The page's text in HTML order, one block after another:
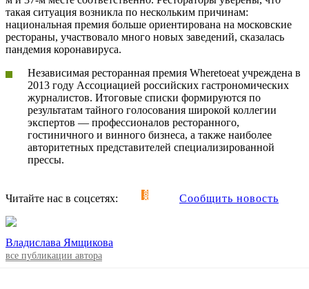
такая ситуация возникла по нескольким причинам:
национальная премия больше ориентирована на московские
рестораны, участвовало много новых заведений, сказалась
пандемия коронавируса.
Независимая ресторанная премия Wheretoeat учреждена в
2013 году Ассоциацией российских гастрономических
журналистов. Итоговые списки формируются по
результатам тайного голосования широкой коллегии
экспертов — профессионалов ресторанного,
гостиничного и винного бизнеса, а также наиболее
авторитетных представителей специализированной
прессы.
Читайте нас в соцсетях: Сообщить новость
Владислава Ямщикова
все публикации автора